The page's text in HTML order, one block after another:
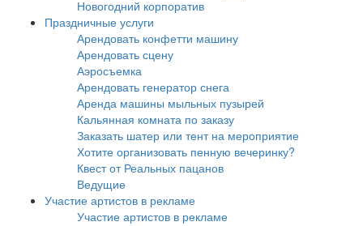
Новогодний корпоратив
Праздничные услуги
Арендовать конфетти машину
Арендовать сцену
Аэросъемка
Арендовать генератор снега
Аренда машины мыльных пузырей
Кальянная комната по заказу
Заказать шатер или тент на мероприятие
Хотите организовать пенную вечеринку?
Квест от Реальных пацанов
Ведущие
Участие артистов в рекламе
Участие артистов в рекламе